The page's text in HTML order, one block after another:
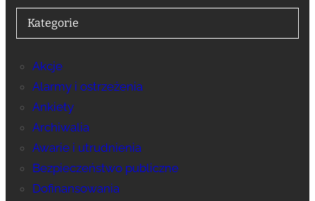
Kategorie
Akcje
Alarmy i ostrzeżenia
Ankiety
Archiwalia
Awarie i utrudnienia
Bezpieczeństwo publiczne
Dofinansowania